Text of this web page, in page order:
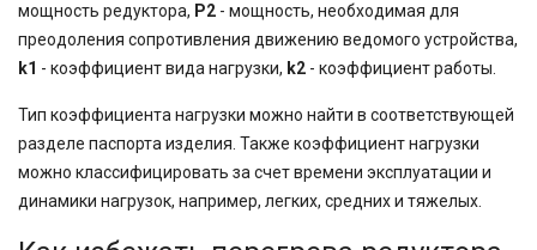
мощность редуктора, P2 - мощность, необходимая для
преодоления сопротивления движению ведомого устройства,
k1 - коэффициент вида нагрузки, k2 - коэффициент работы.
Тип коэффициента нагрузки можно найти в соответствующей
разделе паспорта изделия. Также коэффициент нагрузки
можно классифицировать за счет времени эксплуатации и
динамики нагрузок, например, легких, средних и тяжелых.